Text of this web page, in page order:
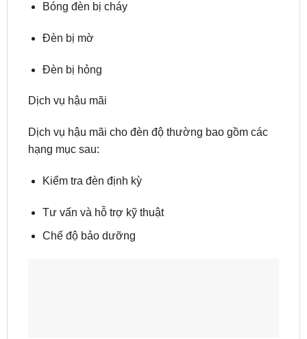
Bóng đèn bị cháy
Đèn bị mờ
Đèn bị hỏng
Dịch vụ hậu mãi
Dịch vụ hậu mãi cho đèn độ thường bao gồm các
hạng mục sau:
Kiểm tra đèn định kỳ
Tư vấn và hỗ trợ kỹ thuật
Chế độ bảo dưỡng